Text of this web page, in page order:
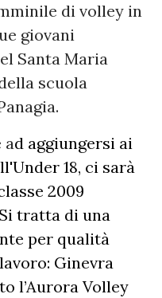
di volley in
giovani
Santa Maria
scuola
ad aggiungersi ai
18, ci sarà
2009
tratta di una
per qualità
Ginevra
l’Aurora Volley